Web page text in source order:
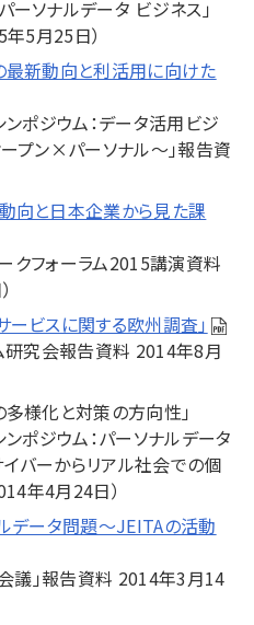
ーソナルデータ ビジネス」
年5月25日）
最新動向と利活用に向けた
ンポジウム：データ活用ビジ
プン×パーソナル～」報告資
向と日本企業から見た課
クフォーラム2015講演資料
ービスに関する欧州調査」
研究会報告資料 2014年8月
多様化と対策の方向性」
ンポジウム：パーソナルデータ
バーからリアル社会での個
年4月24日）
データ問題～JEITAの活動
議」報告資料 2014年3月14